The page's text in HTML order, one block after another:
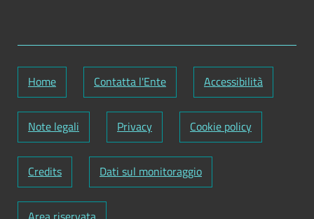
Home Contatta l'Ente Accessibilità
Note legali Privacy Cookie policy
Credits Dati sul monitoraggio